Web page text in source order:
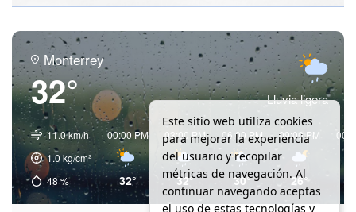
Monterrey
32° Lluvia ligera
11.0 km/h
1.0kg/cm²
48%
00:00 PM
32°
03:00 PM
32°
06:00 PM
30°
09:00 PM
26°
Este sitio web utiliza cookies
para mejorar la experiencia
del usuario y recopilar
métricas de navegación. Al
continuar navegando aceptas
el uso de estas tecnologías y